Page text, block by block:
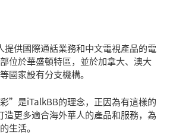
提供國際通話業務和中文電視產品的電
位於華盛頓特區，並於加拿大、澳大
國家設有分支機構。
”是iTalkBB的理念，正因為有這樣的
造更多適合海外華人的產品和服務，為
生活。